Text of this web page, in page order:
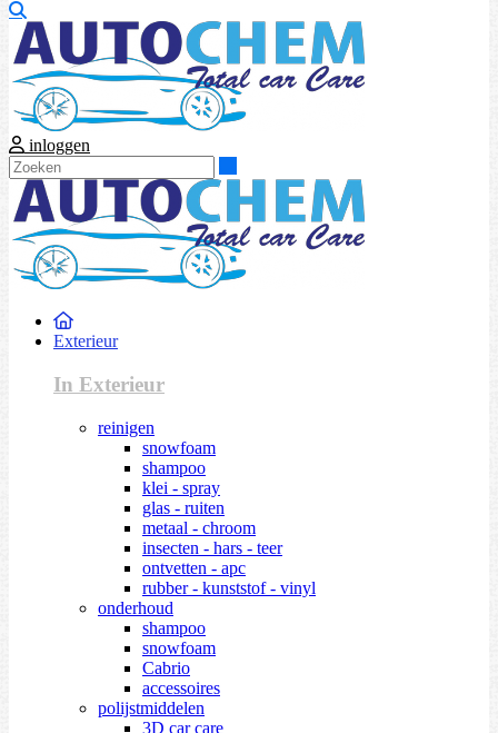
inloggen
Exterieur
In Exterieur
reinigen
snowfoam
shampoo
klei - spray
glas - ruiten
metaal - chroom
insecten - hars - teer
ontvetten - apc
rubber - kunststof - vinyl
onderhoud
shampoo
snowfoam
Cabrio
accessoires
polijstmiddelen
3D car care